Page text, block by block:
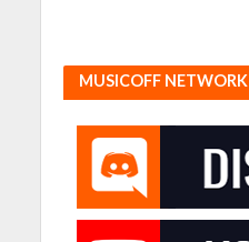
MUSICOFF NETWORK